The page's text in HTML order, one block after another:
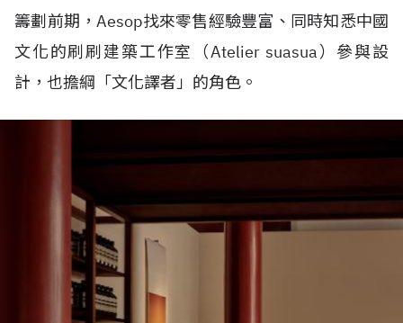
籌劃前期，Aesop找來零售經驗豐富、同時知悉中國
文化的刷刷建築工作室（Atelier suasua）參與設
計，也擔綱「文化譯者」的角色。